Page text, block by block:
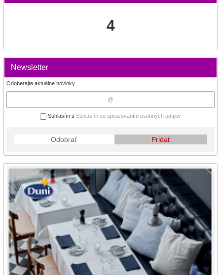
4
Newsletter
Odoberajte aktuálne novinky
Súhlasím s Súhlasím so spracovaním osobných údajov
Odobrať Pridať